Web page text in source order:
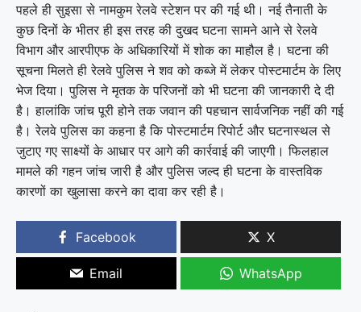
पहले ही सुइसा से नामकुम रेलवे स्टेशन पर की गई थी। नई तैनाती के
कुछ दिनों के भीतर ही इस तरह की दुखद घटना सामने आने से रेलवे
विभाग और आरपीएफ के अधिकारियों में शोक का माहौल है। घटना की
सूचना मिलते ही रेलवे पुलिस ने शव को कब्जे में लेकर पोस्टमार्टम के लिए
भेज दिया। पुलिस ने मृतक के परिजनों को भी घटना की जानकारी दे दी
है। हालांकि जांच पूरी होने तक जवान की पहचान सार्वजनिक नहीं की गई
है। रेलवे पुलिस का कहना है कि पोस्टमार्टम रिपोर्ट और घटनास्थल से
जुटाए गए साक्ष्यों के आधार पर आगे की कार्रवाई की जाएगी। फिलहाल
मामले की गहन जांच जारी है और पुलिस जल्द ही घटना के वास्तविक
कारणों का खुलासा करने का दावा कर रही है।
Facebook X
Email WhatsApp